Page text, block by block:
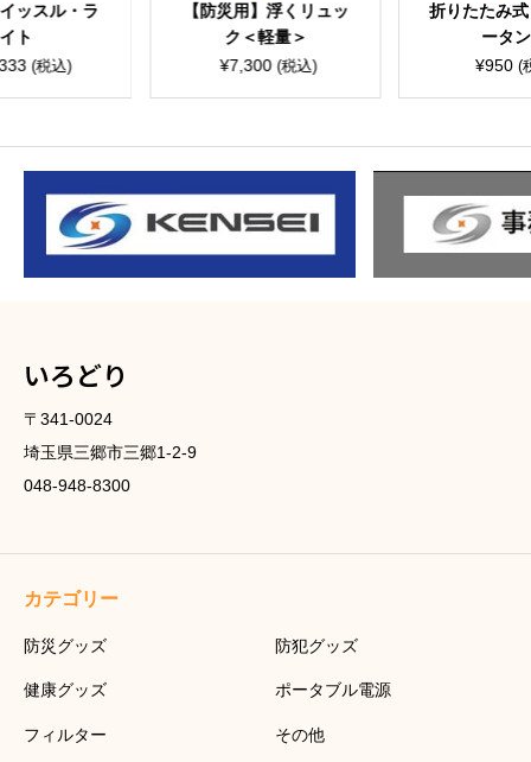
ッスル・ラ
イト
(税込)
【防災用】浮くリュッ
ク＜軽量＞
¥7,300 (税込)
折りたたみ
ータ
¥950 (
いろどり
〒341-0024
埼玉県三郷市三郷1-2-9
048-948-8300
カテゴリー
防災グッズ 防犯グッズ
健康グッズ ポータブル電源
フィルター その他